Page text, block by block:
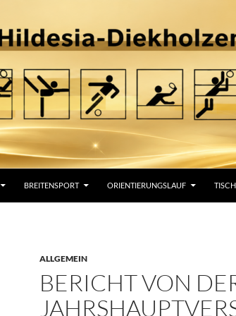
BREITENSPORT ORIENTIERUNGSLAUF
ALLGEMEIN
BERICHT VON